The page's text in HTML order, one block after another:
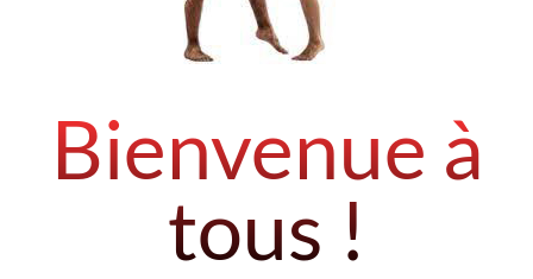
Bienvenue à
tous !